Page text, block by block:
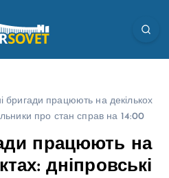
бригади працюють на декількох
про стан справ на 14:00
працюють на
дніпровські